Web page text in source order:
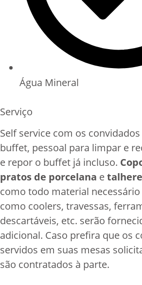
Água Mineral
Serviço
Self service com os
buffet, pessoal para limpar e
e repor o buffet já incluso.
pratos de porcelana e
como todo material
como coolers, travessas,
descartáveis, etc. serão
adicional. Caso prefira que os
servidos em suas mesas
são contratados à parte.